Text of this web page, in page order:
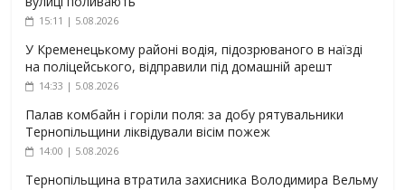
15:11 | 5.08.2026
У Кременецькому районі водія, підозрюваного в наїзді
на поліцейського, відправили під домашній арешт
14:33 | 5.08.2026
Палав комбайн і горіли поля: за добу рятувальники
Тернопільщини ліквідували вісім пожеж
14:00 | 5.08.2026
Тернопільщина втратила захисника Володимира Вельму